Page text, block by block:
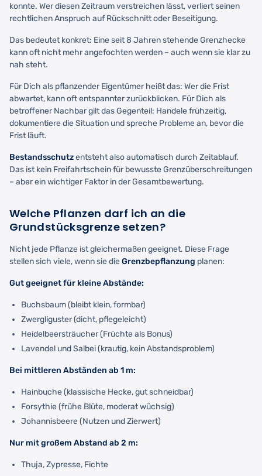
konnte. Wer diesen Zeitraum verstreichen lässt, verliert seinen
rechtlichen Anspruch auf Rückschnitt oder Beseitigung.
Das bedeutet konkret: Eine seit 8 Jahren stehende Grenzhecke
kann oft nicht mehr angefochten werden – auch wenn sie klar zu
nah steht.
Für Dich als pflanzender Eigentümer heißt das: Wer die Frist
abwartet, kann oft entspannter zurückblicken. Für Dich als
betroffener Nachbar gilt das Gegenteil: Handele frühzeitig,
dokumentiere die Situation und spreche Probleme an, bevor die
Frist läuft.
Bestandsschutzentsteht also automatisch durch Zeitablauf.
Das ist kein Freifahrtschein für bewusste Grenzüberschreitungen
– aber ein wichtiger Faktor in der Gesamtbewertung.
Welche Pflanzen darf ich an die
Grundstücksgrenze setzen?
Nicht jede Pflanze ist gleichermaßen geeignet. Diese Frage
stellen sich viele, wenn sie dieGrenzbepflanzung planen:
Gut geeignet für kleine Abstände:
Buchsbaum (bleibt klein, formbar)
Zwergliguster (dicht, pflegeleicht)
Heidelbeersträucher (Früchte als Bonus)
Lavendel und Salbei (krautig, kein Abstandsproblem)
Bei mittleren Abständen ab 1 m:
Hainbuche (klassische Hecke, gut schneidbar)
Forsythie (frühe Blüte, moderat wüchsig)
Johannisbeere (Nutzen und Zierwert)
Nur mit großem Abstand ab 2 m:
Thuja, Zypresse, Fichte